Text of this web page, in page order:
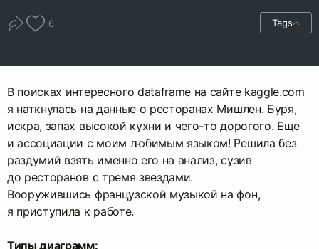
6 Tags
В поисках интересного dataframe на сайте kaggle.com
я наткнулась на данные о ресторанах Мишлен. Буря,
искра, запах высокой кухни и чего-то дорогого. Еще
и ассоциации с моим любимым языком! Решила без
раздумий взять именно его на анализ, сузив
до ресторанов с тремя звездами.
Вооружившись французской музыкой на фон,
я приступила к работе.
Типы диаграмм: